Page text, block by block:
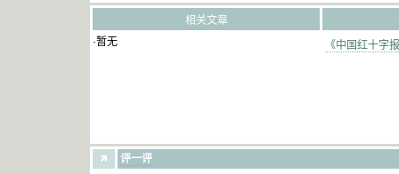
相关文章
·暂无
《中国红十字
评一评